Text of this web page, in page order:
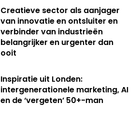
Creatieve sector als aanjager
van innovatie en ontsluiter en
verbinder van industrieën
belangrijker en urgenter dan
ooit
Inspiratie uit Londen:
intergenerationele marketing, AI
en de ‘vergeten’ 50+-man